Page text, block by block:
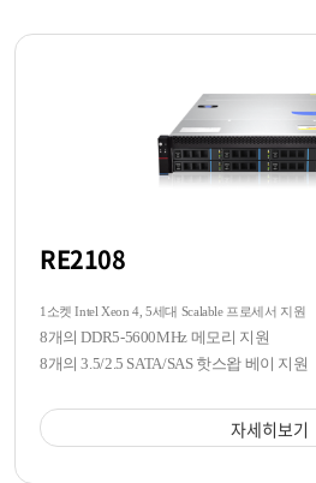
RE2108
1소켓 Intel Xeon 4, 5세대 Scalable 프로세서 지원
8개의 DDR5-5600MHz 메모리 지원
8개의 3.5/2.5 SATA/SAS 핫스왑 베이 지원
자세히보기